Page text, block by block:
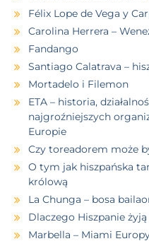
Félix Lope de Vega y
Carolina Herrera –
Fandango
Santiago Calatrava –
Mortadelo i Filemon
ETA – historia,
najgroźniejszych
Europie
Czy toreadorem może
O tym jak hiszpańska
królową
La Chunga – bosa
Dlaczego Hiszpanie
Marbella – Miami